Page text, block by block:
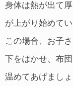
身体は熱が出て
が上がり始めてい
この場合、お子
下をはかせ、布
温めてあげましょ